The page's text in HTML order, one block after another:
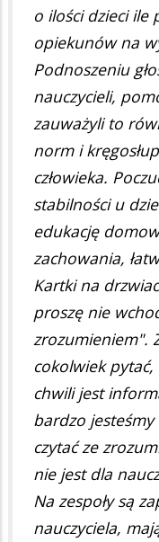
o ilości dzieci
opiekunów na
Podnoszeniu
nauczycieli,
zauważyli to
norm i
człowieka.
stabilności u
edukację
zachowania,
Kartki na
proszę nie
zrozumieniem".
cokolwiek
chwili jest
bardzo
czytać ze
nie jest dla
Na zespoły są
nauczyciela,